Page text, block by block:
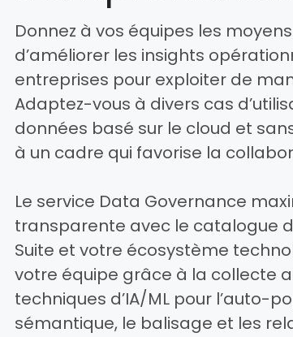
Donnez à vos équipes les
d’améliorer les insights
entreprises pour exploiter de
Adaptez-vous à divers cas
données basé sur le cloud et
à un cadre qui favorise la
Le service Data Governance
transparente avec le catalogue
Suite et votre écosystème
votre équipe grâce à la collecte
techniques d’IA/ML pour l’auto-
sémantique, le balisage et les